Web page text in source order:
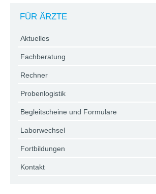
FÜR ÄRZTE
Aktuelles
Fachberatung
Rechner
Probenlogistik
Begleitscheine und Formulare
Laborwechsel
Fortbildungen
Kontakt